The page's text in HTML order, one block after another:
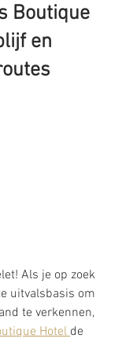
Boutique
en
Als je op zoek
uitvalsbasis om
te verkennen,
Hotel de